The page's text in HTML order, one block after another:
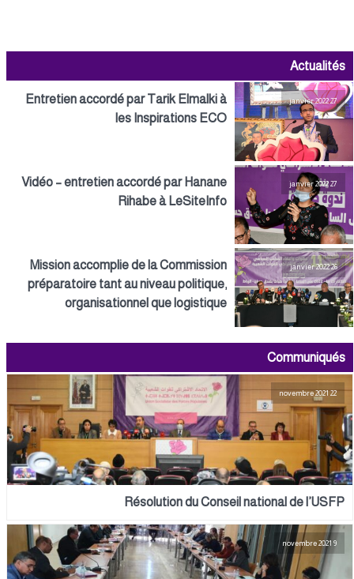
Actualités
27 janvier 2022
Entretien accordé par Tarik Elmalki à
les Inspirations ECO
27 janvier 2022
Vidéo – entretien accordé par Hanane
Rihabe à LeSiteInfo
26 janvier 2022
Mission accomplie de la Commission
préparatoire tant au niveau politique,
organisationnel que logistique
Communiqués
22 novembre 2021
Résolution du Conseil national de l’USFP